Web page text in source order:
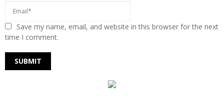
Save my name, email, and website in this browser for the next
time I comment.